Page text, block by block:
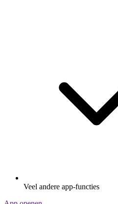
Veel andere app-functies